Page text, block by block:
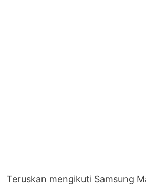
Teruskan mengikuti Samsung